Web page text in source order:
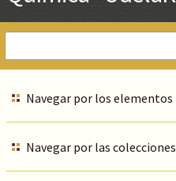
Navegar por los elementos
Navegar por las colecciones